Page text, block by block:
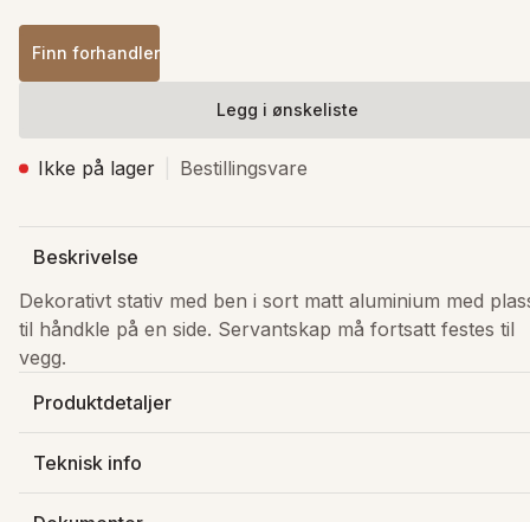
Finn forhandler
Legg i ønskeliste
Ikke på lager Bestillingsvare
Beskrivelse
Dekorativt stativ med ben i sort matt aluminium med
til håndkle på en side. Servantskap må fortsatt festes til
vegg.
Produktdetaljer
Varenummer:
Teknisk info